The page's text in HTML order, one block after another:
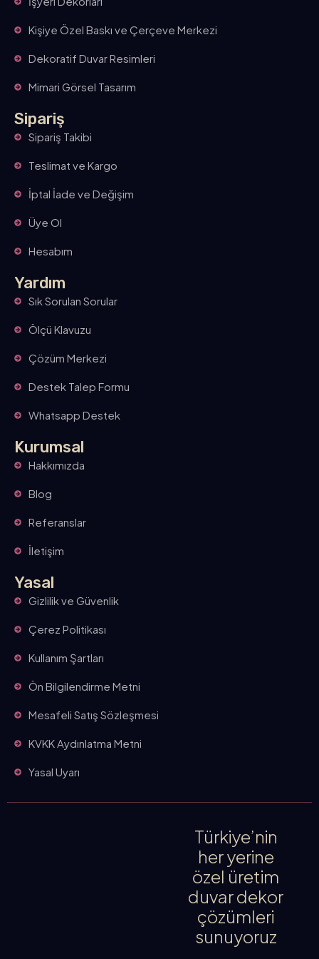
Kişiye Özel Baskı ve Çerçeve Merkezi
Dekoratif Duvar Resimleri
Mimari Görsel Tasarım
Sipariş
Sipariş Takibi
Teslimat ve Kargo
İptal İade ve Değişim
Üye Ol
Hesabım
Yardım
Sık Sorulan Sorular
Ölçü Klavuzu
Çözüm Merkezi
Destek Talep Formu
Whatsapp Destek
Kurumsal
Hakkımızda
Blog
Referanslar
İletişim
Yasal
Gizlilik ve Güvenlik
Çerez Politikası
Kullanım Şartları
Ön Bilgilendirme Metni
Mesafeli Satış Sözleşmesi
KVKK Aydınlatma Metni
Yasal Uyarı
Türkiye’nin
her yerine
özel üretim
duvar dekor
çözümleri
sunuyoruz